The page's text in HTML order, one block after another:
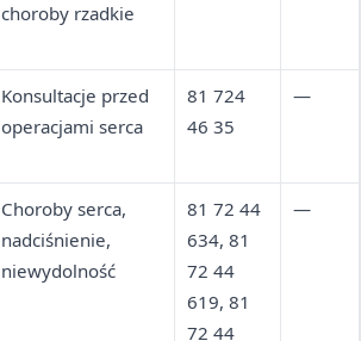
choroby rzadkie
Konsultacje przed
operacjami serca
81 724
46 35
—
Choroby serca,
nadciśnienie,
niewydolność
81 72 44
634, 81
72 44
619, 81
72 44
—